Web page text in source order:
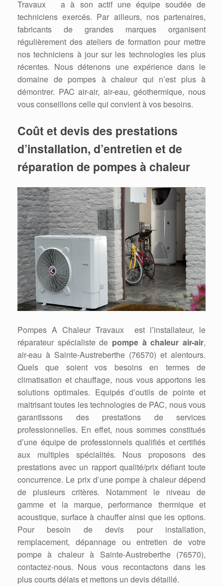
Travaux a à son actif une équipe soudée de
techniciens exercés. Par ailleurs, nos partenaires,
fabricants de grandes marques organisent
régulièrement des ateliers de formation pour mettre
nos techniciens à jour sur les technologies les plus
récentes. Nous détenons une expérience dans le
domaine de pompes à chaleur qui n’est plus à
démontrer. PAC air-air, air-eau, géothermique, nous
vous conseillons celle qui convient à vos besoins.
Coût et devis des prestations
d’installation, d’entretien et de
réparation de pompes à chaleur
Pompes A Chaleur Travaux est l’installateur, le
réparateur spécialiste de pompe à chaleur air-air,
air-eau à Sainte-Austreberthe (76570) et alentours.
Quels que soient vos besoins en termes de
climatisation et chauffage, nous vous apportons les
solutions optimales. Equipés d’outils de pointe et
maitrisant toutes les technologies de PAC, nous vous
garantissons des prestations de services
professionnelles. En effet, nous sommes constitués
d’une équipe de professionnels qualifiés et certifiés
aux multiples spécialités. Nous proposons des
prestations avec un rapport qualité/prix défiant toute
concurrence. Le prix d’une pompe à chaleur dépend
de plusieurs critères. Notamment le niveau de
gamme et la marque, performance thermique et
acoustique, surface à chauffer ainsi que les options.
Pour besoin de devis pour installation,
remplacement, dépannage ou entretien de votre
pompe à chaleur à Sainte-Austreberthe (76570),
contactez-nous. Nous vous recontactons dans les
plus courts délais et mettons un devis détaillé.